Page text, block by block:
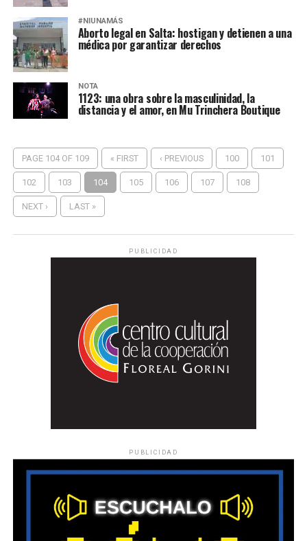
#NIUNAMÁS
Aborto legal en Salta: hostigan y detienen a una
médica por garantizar derechos
NOTA
1123: una obra sobre la masculinidad, la
distancia y el amor, en Mu Trinchera Boutique
PAGE 104 OF 109 « FIRST ‹ PREVIOUS 100 101
102 103 104 105 106 107 108
NEXT › LAST »
PUBLICIDAD
PUBLICIDAD